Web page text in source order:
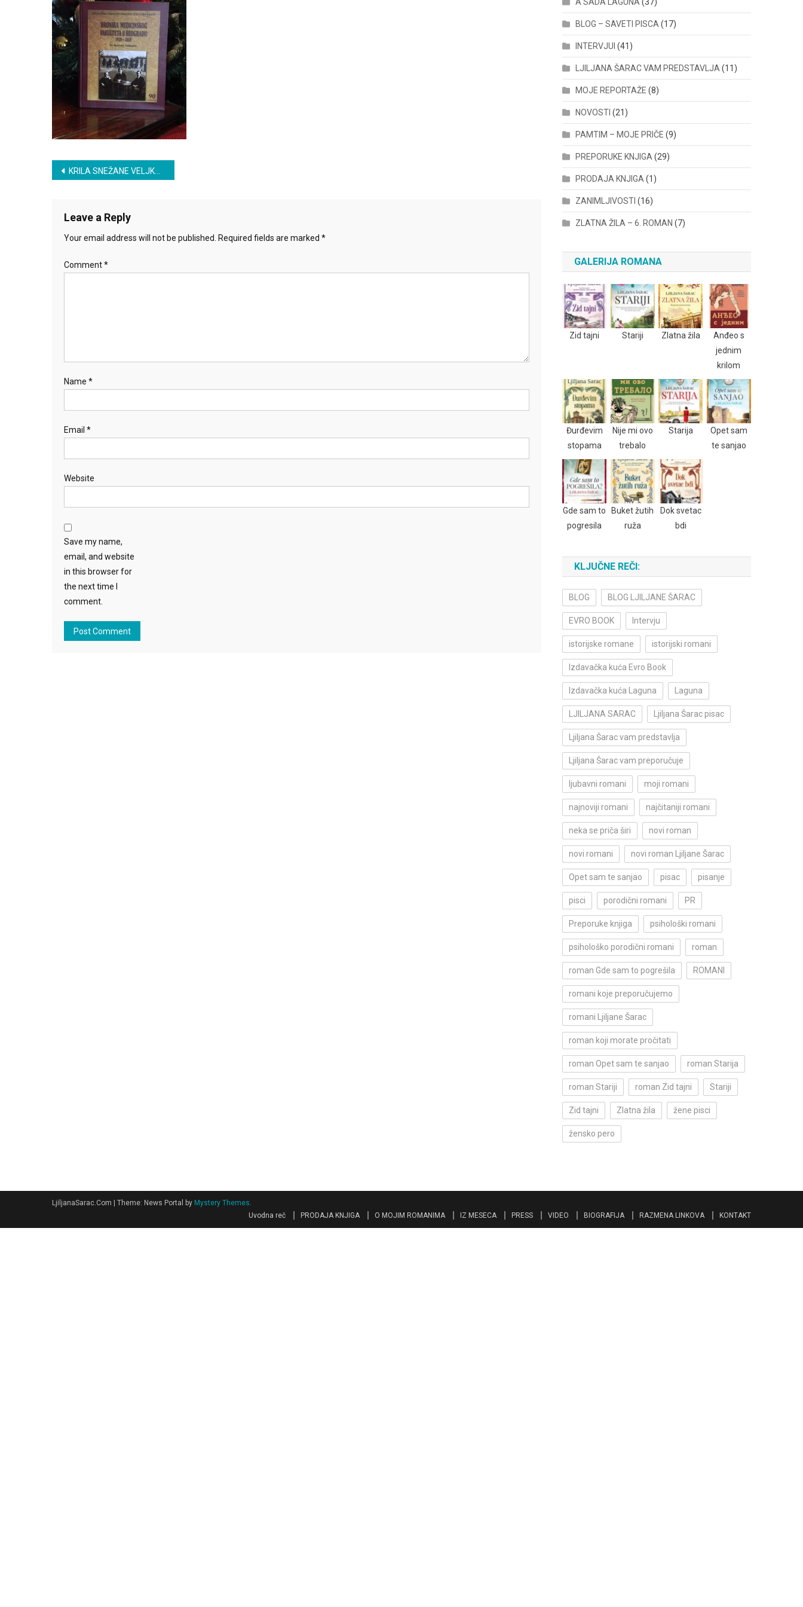
U
Beogradu,
2010.
Post
KRILA SNEŽANE VELJKOVIĆ
Leave a Reply
Your email address will not be published. Required fields are marked *
Comment*
Name *
Email *
Website
Save my name,
email, and website
in this browser for
the next time I
comment.
BLOG – SAVETI PISCA (17)
INTERVJUI (41)
LJILJANA ŠARAC VAM PREDSTAVLJA (11)
MOJE REPORTAŽE (8)
NOVOSTI (21)
PAMTIM – MOJE PRIČE (9)
PREPORUKE KNJIGA (29)
PRODAJA KNJIGA (1)
ZANIMLJIVOSTI (16)
ZLATNA ŽILA – 6. ROMAN (7)
GALERIJA ROMANA
Zid tajni Stariji Zlatna žila
Anđeo s
jednim
krilom
Đurđevim
stopama
Nije mi ovo
trebalo
Starija
Opet sam
te sanjao
Gde sam to
pogresila
Buket žutih
ruža
Dok svetac
bdi
KLJUČNE REČI:
BLOG BLOG LJILJANE ŠARAC
EVRO BOOK Intervju
istorijske romane istorijski romani
Izdavačka kuća Evro Book
Izdavačka kuća Laguna Laguna
LJILJANA SARAC Ljiljana Šarac pisac
Ljiljana Šarac vam predstavlja
Ljiljana Šarac vam preporučuje
ljubavni romani moji romani
najnoviji romani najčitaniji romani
neka se priča širi novi roman
novi romani novi roman Ljiljane Šarac
Opet sam te sanjao pisac pisanje
pisci porodični romani PR
Preporuke knjiga psihološki romani
psihološko porodični romani roman
roman Gde sam to pogrešila ROMANI
romani koje preporučujemo
romani Ljiljane Šarac
roman koji morate pročitati
roman Opet sam te sanjao roman Starija
roman Stariji roman Zid tajni Stariji
Zid tajni Zlatna žila žene pisci
žensko pero
LjiljanaSarac.Com Theme: News Portal by Mystery Themes.
Uvodna reč
PRODAJA KNJIGA O MOJIM ROMANIMA IZ MESECA PRESS VIDEO BIOGRAFIJA RAZMENA LINKOVA KONTAKT